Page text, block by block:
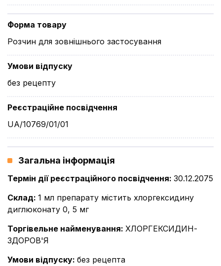
Форма товару
Розчин для зовнішнього застосування
Умови відпуску
без рецепту
Реєстраційне посвідчення
UA/10769/01/01
Загальна інформація
Термін дії реєстраційного посвідчення: 30.12.2075
Склад: 1 мл препарату містить хлоргексидину
диглюконату 0, 5 мг
Торгівельне найменування: ХЛОРГЕКСИДИН-
ЗДОРОВ'Я
Умови відпуску: без рецепта